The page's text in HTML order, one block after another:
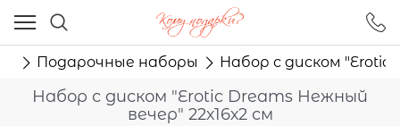
Подарочные наборы Набор с диском "Erotic
Набор с диском "Erotic Dreams Нежный
вечер" 22х16х2 см
Ваш город - Москва,
угадали?
ДА НЕТ